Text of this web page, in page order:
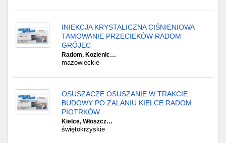
INIEKCJA KRYSTALICZNA CIŚNIENIOWA
TAMOWANIE PRZECIEKÓW RADOM
GRÓJEC
Radom, Kozienic…
mazowieckie
OSUSZACZE OSUSZANIE W TRAKCIE
BUDOWY PO ZALANIU KIELCE RADOM
PIOTRKÓW
Kielce, Włoszcz…
świętokrzyskie